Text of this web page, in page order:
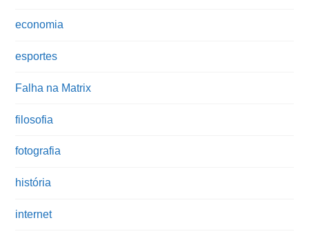
economia
esportes
Falha na Matrix
filosofia
fotografia
história
internet